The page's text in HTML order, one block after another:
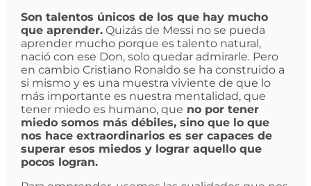
Son talentos únicos de los que hay mucho
que aprender.Quizás de Messi no se pueda
aprender mucho porque es talento natural,
nació con ese Don, solo quedar admirarle. Pero
en cambio Cristiano Ronaldo se ha construido a
si mismo y es una muestra viviente de que lo
más importante es nuestra mentalidad, que
tener miedo es humano, que no por tener
miedo somos más débiles, sino que lo que
nos hace extraordinarios es ser capaces de
superar esos miedos y lograr aquello que
pocos logran.